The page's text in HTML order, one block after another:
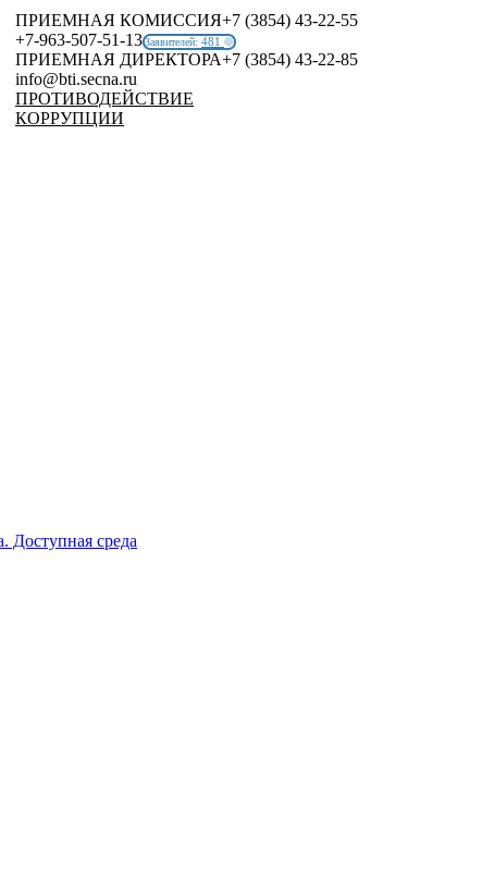
ПРИЕМНАЯ КОМИССИЯ+7 (3854) 43-22-55
+7-963-507-51-13Заявителей: 481
ПРИЕМНАЯ ДИРЕКТОРА+7 (3854) 43-22-85
info@bti.secna.ru
ПРОТИВОДЕЙСТВИЕ
КОРРУПЦИИ
Доступная среда